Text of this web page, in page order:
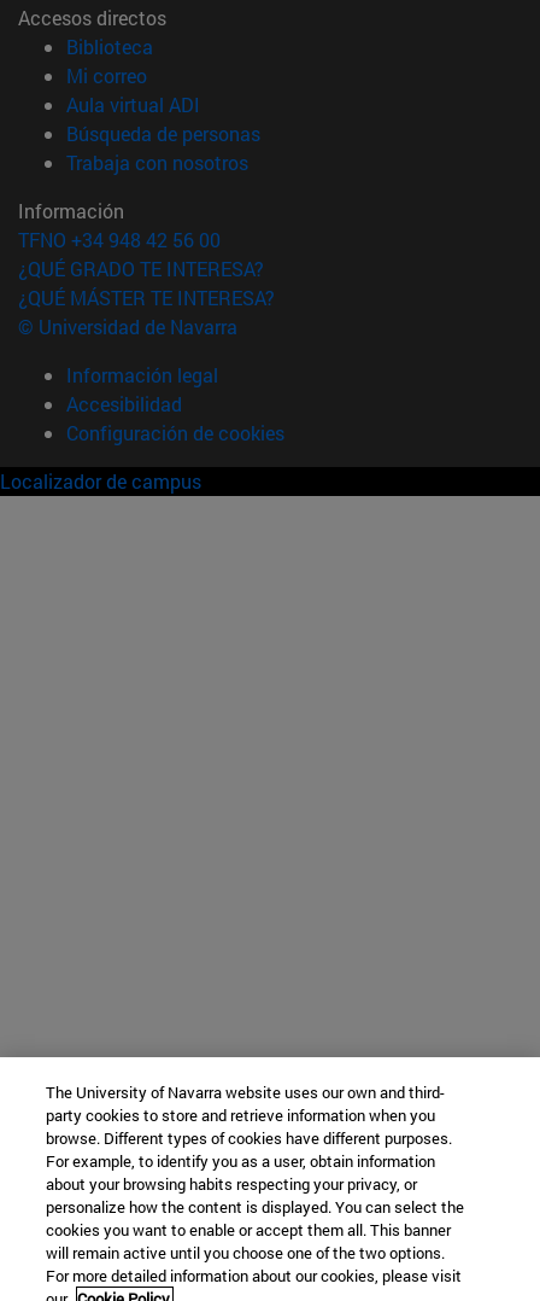
Accesos directos
Biblioteca
Mi correo(abre en nueva ventana)
Aula virtual ADI
Búsqueda de personas(abre en nueva ventana)
Trabaja con nosotros(abre en nueva ventana)
Información
TFNO +34 948 42 56 00
¿QUÉ GRADO TE INTERESA?
¿QUÉ MÁSTER TE INTERESA?
© Universidad de Navarra
Información legal
Accesibilidad
Configuración de cookies
Localizador de campus
The University of Navarra website uses our own and third-
party cookies to store and retrieve information when you
browse. Different types of cookies have different purposes.
For example, to identify you as a user, obtain information
about your browsing habits respecting your privacy, or
personalize how the content is displayed. You can select the
cookies you want to enable or accept them all. This banner
will remain active until you choose one of the two options.
For more detailed information about our cookies, please visit